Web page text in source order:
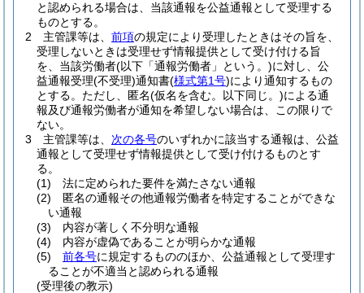
と認められる場合は、当該通報を公益通報として受理する
ものとする。
2
主管課等は、 前項の規定により受理したときはその旨を、
受理しないときは受理せず情報提供として受け付ける旨
を、当該労働者(以下「通報労働者」という。)に対し、公
益通報受理(不受理)通知書(様式第1号)により通知するもの
とする。 ただし、匿名(仮名を含む。以下同じ。)による通
報及び通報労働者が通知を希望しない場合は、この限りで
ない。
3
主管課等は、 次の各号のいずれかに該当する通報は、公益
通報として受理せず情報提供として受け付けるものとす
る。
(1)
法に定められた要件を満たさない通報
(2)
匿名の通報その他通報労働者を特定することができな
い通報
(3)
内容が著しく不分明な通報
(4)
内容が虚偽であることが明らかな通報
(5)
前各号に規定するもののほか、公益通報として受理す
ることが不適当と認められる通報
(受理後の教示)